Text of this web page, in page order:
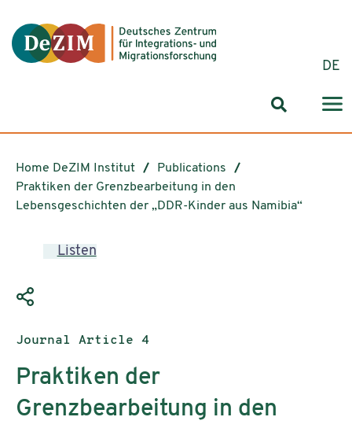
DE
Search
Home DeZIM Institut
Publications
Praktiken der Grenzbearbeitung in den
Lebensgeschichten der „DDR-Kinder aus Namibia“
Listen
Publication type:
Journal Article 4
Praktiken der
Grenzbearbeitung in den